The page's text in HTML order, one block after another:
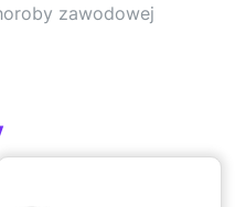
zawodowej